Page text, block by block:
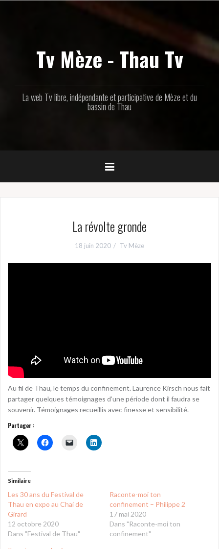
Tv Mèze - Thau Tv
La web Tv libre, indépendante et participative de Mèze et du
bassin de Thau
La révolte gronde
18 juin 2020 Tv Mèze
Au fil de Thau, le temps du confinement. Laurence Kirsch nous fait
partager quelques témoignages d’une période dont il faudra se
souvenir. Témoignages recueillis avec finesse et sensibilité.
Partager :
Similaire
Les 30 ans du Festival de
Thau en expo au Chai de
Girard
12 octobre 2020
Dans "Festival de Thau"
Raconte-moi ton
confinement – Philippe 2
17 mai 2020
Dans "Raconte-moi ton
confinement"